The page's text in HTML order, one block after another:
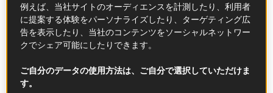
例えば、当社サイトのオーディエンスを計測したり、利用者
に提案する体験をパーソナライズしたり、ターゲティング広
告を表示したり、当社のコンテンツをソーシャルネットワー
クでシェア可能にしたりできます。
ご自分のデータの使用方法は、ご自分で選択していただけま
す。